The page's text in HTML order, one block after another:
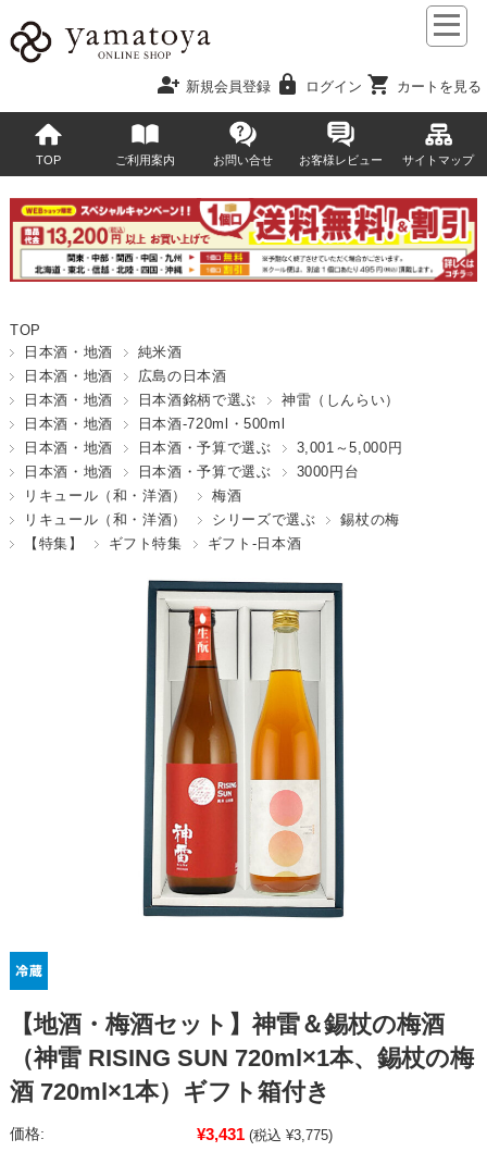
person_add 新規会員登録 lock ログイン shopping_cart カートを見る
TOP ご利用案内 お問い合せ お客様レビュー サイトマップ
TOP
日本酒・地酒
純米酒
日本酒・地酒
広島の日本酒
日本酒・地酒
日本酒銘柄で選ぶ
神雷（しんらい）
日本酒・地酒
日本酒-720ml・500ml
日本酒・地酒
日本酒・予算で選ぶ
3,001～5,000円
日本酒・地酒
日本酒・予算で選ぶ
3000円台
リキュール（和・洋酒）
梅酒
リキュール（和・洋酒）
シリーズで選ぶ
錫杖の梅
【特集】
ギフト特集 ギフト-日本酒
【地酒・梅酒セット】神雷＆錫杖の梅酒
（神雷 RISING SUN 720ml×1本、錫杖の梅
酒 720ml×1本）ギフト箱付き
価格: ¥3,431 (税込 ¥3,775)